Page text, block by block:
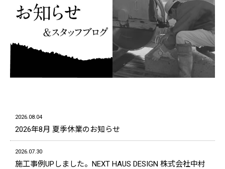
2026.08.04
2026年8月 夏季休業のお知らせ
2026.07.30
施工事例UPしました。NEXT HAUS DESIGN 株式会社中村